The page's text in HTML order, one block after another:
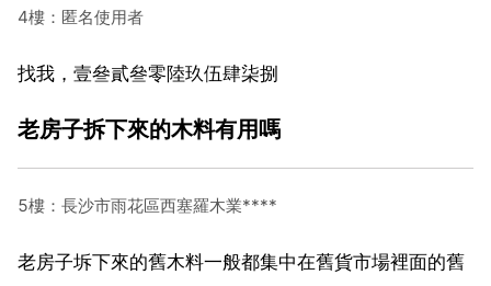
4樓：匿名使用者
找我，壹叄貳叄零陸玖伍肆柒捌
老房子拆下來的木料有用嗎
5樓：長沙市雨花區西塞羅木業****
老房子坼下來的舊木料一般都集中在舊貨市場裡面的舊